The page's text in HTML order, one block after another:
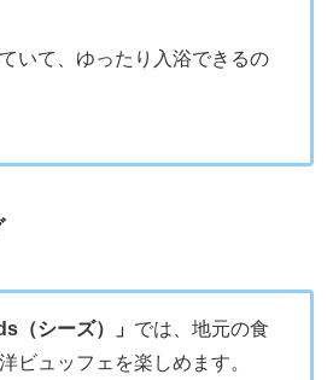
いて、ゆったり入浴できるの
（シーズ）」 では、地元の食
ビュッフェを楽しめます。